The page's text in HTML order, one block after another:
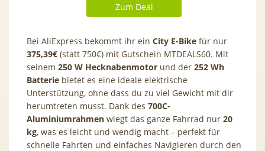
Zum Deal
Bei AliExpress bekommt ihr ein City E-Bike für nur
375,39€ (statt 750€) mit Gutschein MTDEALS60. Mit
seinem 250 W Hecknabenmotor und der 252 Wh
Batterie bietet es eine ideale elektrische
Unterstützung, ohne dass du zu viel Gewicht mit dir
herumtreten musst. Dank des 700C-
Aluminiumrahmen wiegt das ganze Fahrrad nur 20
kg, was es leicht und wendig macht – perfekt für
schnelle Fahrten und einfaches Navigieren durch den